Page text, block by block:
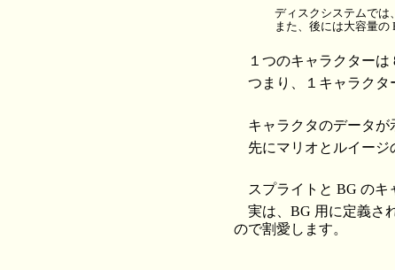
ディスクシステムでは
また、後には大容量の
１つのキャラクターは
つまり、１キャラクタ
キャラクタのデータが
先にマリオとルイージ
スプライトと BG のキ
実は、BG 用に定義さ
ので割愛します。